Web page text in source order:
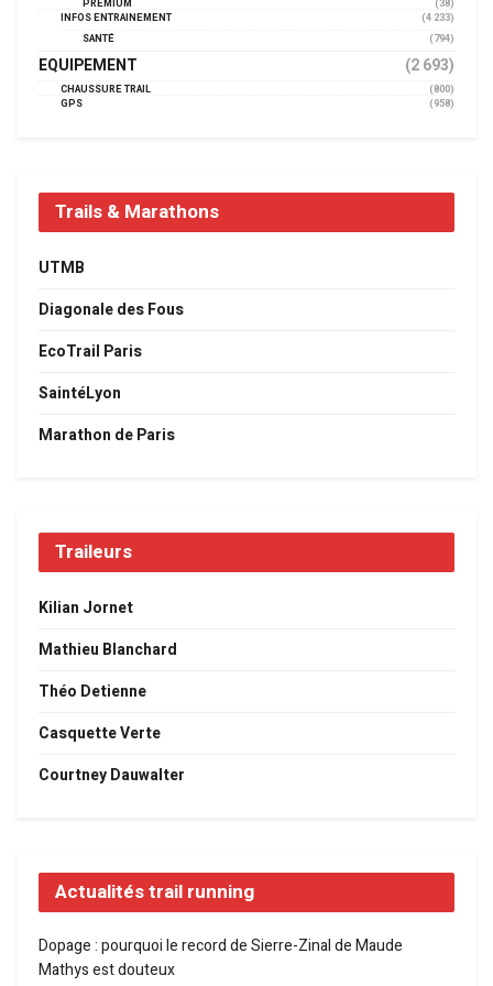
PREMIUM
(38)
INFOS ENTRAINEMENT
(4 233)
SANTÉ
(794)
EQUIPEMENT (2 693)
CHAUSSURE TRAIL
(800)
GPS
(958)
Trails & Marathons
UTMB
Diagonale des Fous
EcoTrail Paris
SaintéLyon
Marathon de Paris
Traileurs
Kilian Jornet
Mathieu Blanchard
Théo Detienne
Casquette Verte
Courtney Dauwalter
Actualités trail running
Dopage : pourquoi le record de Sierre-Zinal de Maude
Mathys est douteux